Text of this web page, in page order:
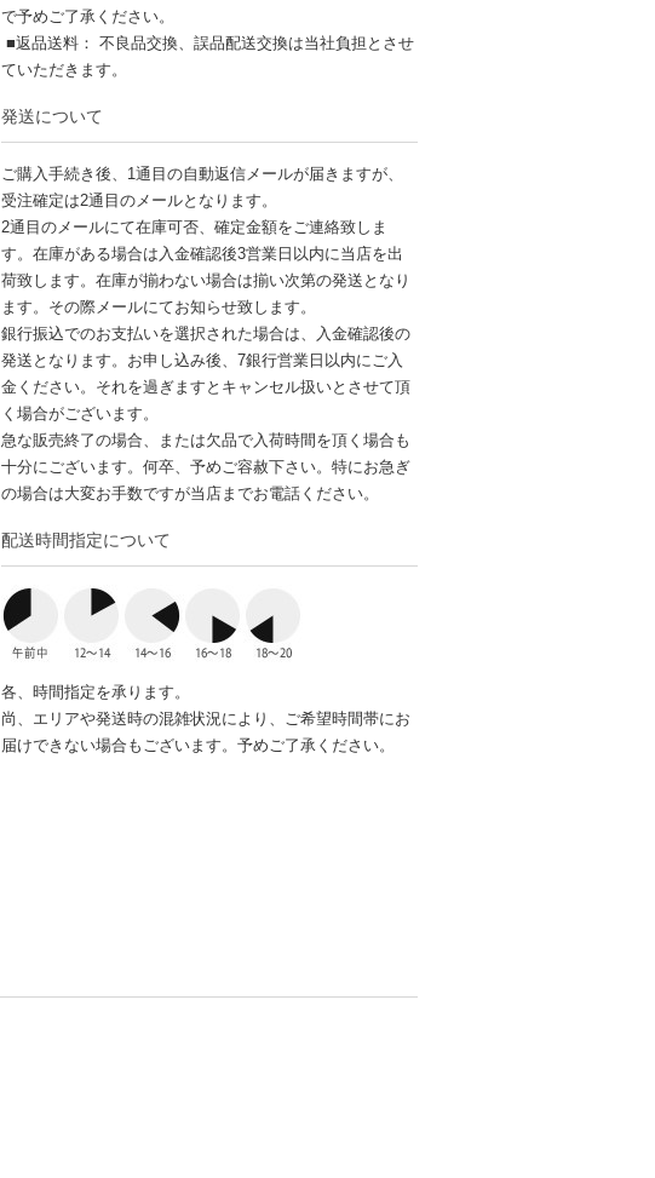
で予めご了承ください。
■返品送料： 不良品交換、誤品配送交換は当社負担とさせ
ていただきます。
発送について
ご購入手続き後、1通目の自動返信メールが届きますが、
受注確定は2通目のメールとなります。
2通目のメールにて在庫可否、確定金額をご連絡致しま
す。在庫がある場合は入金確認後3営業日以内に当店を出
荷致します。在庫が揃わない場合は揃い次第の発送となり
ます。その際メールにてお知らせ致します。
銀行振込でのお支払いを選択された場合は、入金確認後の
発送となります。お申し込み後、7銀行営業日以内にご入
金ください。それを過ぎますとキャンセル扱いとさせて頂
く場合がございます。
急な販売終了の場合、または欠品で入荷時間を頂く場合も
十分にございます。何卒、予めご容赦下さい。特にお急ぎ
の場合は大変お手数ですが当店までお電話ください。
配送時間指定について
各、時間指定を承ります。
尚、エリアや発送時の混雑状況により、ご希望時間帯にお
届けできない場合もございます。予めご了承ください。